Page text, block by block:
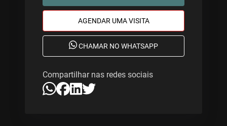
AGENDAR UMA VISITA
CHAMAR NO WHATSAPP
Compartilhar nas redes sociais